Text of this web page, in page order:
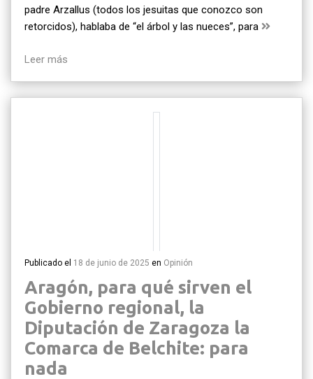
padre Arzallus (todos los jesuitas que conozco son
retorcidos), hablaba de “el árbol y las nueces”, para
Leer más
Publicado el 18 de junio de 2025 en Opinión
Aragón, para qué sirven el
Gobierno regional, la
Diputación de Zaragoza la
Comarca de Belchite: para
nada